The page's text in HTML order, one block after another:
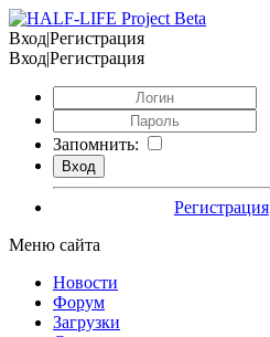
Вход|Регистрация
Вход|Регистрация
Запомнить:
Регистрация
Меню сайта
Новости
Форум
Загрузки